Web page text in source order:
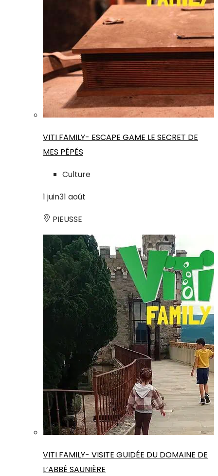
VITI FAMILY- ESCAPE GAME LE SECRET DE
MES PÉPÉS
Culture
1 juin31 août
PIEUSSE
VITI FAMILY- VISITE GUIDÉE DU DOMAINE DE
L’ABBÉ SAUNIÈRE